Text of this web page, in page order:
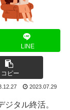
LINE
コピー
2023.07.29
タル終活。